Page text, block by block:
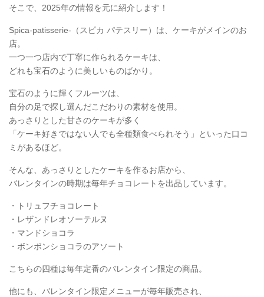
そこで、2025年の情報を元に紹介します！
Spica-patisserie-（スピカ パテスリー）は、ケーキがメインのお
店。
一つ一つ店内で丁寧に作られるケーキは、
どれも宝石のように美しいものばかり。
宝石のように輝くフルーツは、
自分の足で探し選んだこだわりの素材を使用。
あっさりとした甘さのケーキが多く
「ケーキ好きではない人でも全種類食べられそう」といった口コ
ミがあるほど。
そんな、あっさりとしたケーキを作るお店から、
バレンタインの時期は毎年チョコレートを出品しています。
・トリュフチョコレート
・レザンドレオソーテルヌ
・マンドショコラ
・ボンボンショコラのアソート
こちらの四種は毎年定番のバレンタイン限定の商品。
他にも、バレンタイン限定メニューが毎年販売され、